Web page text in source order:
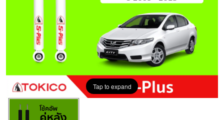
Tap to expand